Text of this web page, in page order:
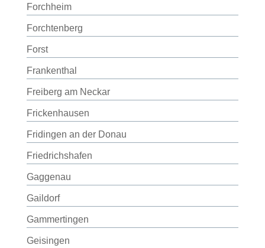
Forchheim
Forchtenberg
Forst
Frankenthal
Freiberg am Neckar
Frickenhausen
Fridingen an der Donau
Friedrichshafen
Gaggenau
Gaildorf
Gammertingen
Geisingen